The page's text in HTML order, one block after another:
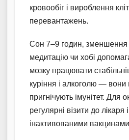
кровообіг і вироблення
перевантажень.
Сон 7–9 годин, зменшення
медитацію чи хобі
мозку працювати
куріння і алкоголю —
пригнічують імунітет. Для
регулярні візити до лікаря
інактивованими